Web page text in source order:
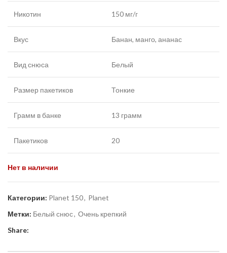
Никотин 150 мг/г
Вкус Банан, манго, ананас
Вид снюса Белый
Размер пакетиков Тонкие
Грамм в банке 13 грамм
Пакетиков 20
Нет в наличии
Категории: Planet 150, Planet
Метки: Белый снюс, Очень крепкий
Share: